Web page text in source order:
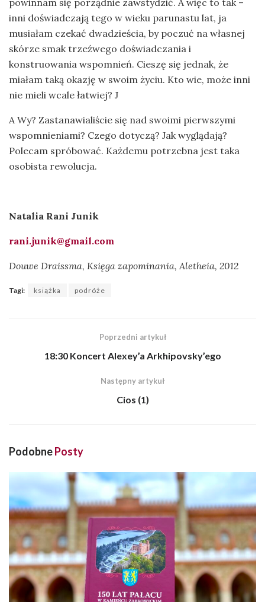
powinnam się porządnie zawstydzić. A więc to tak –
inni doświadczają tego w wieku parunastu lat, ja
musiałam czekać dwadzieścia, by poczuć na własnej
skórze smak trzeźwego doświadczania i
konstruowania wspomnień. Cieszę się jednak, że
miałam taką okazję w swoim życiu. Kto wie, może inni
nie mieli wcale łatwiej? J
A Wy? Zastanawialiście się nad swoimi pierwszymi
wspomnieniami? Czego dotyczą? Jak wyglądają?
Polecam spróbować. Każdemu potrzebna jest taka
osobista rewolucja.
Natalia Rani Junik
rani.junik@gmail.com
Douwe Draissma, Księga zapominania, Aletheia, 2012
Tagi: książka podróże
Poprzedni artykuł
18:30 Koncert Alexey’a Arkhipovsky’ego
Następny artykuł
Cios (1)
PodobnePosty